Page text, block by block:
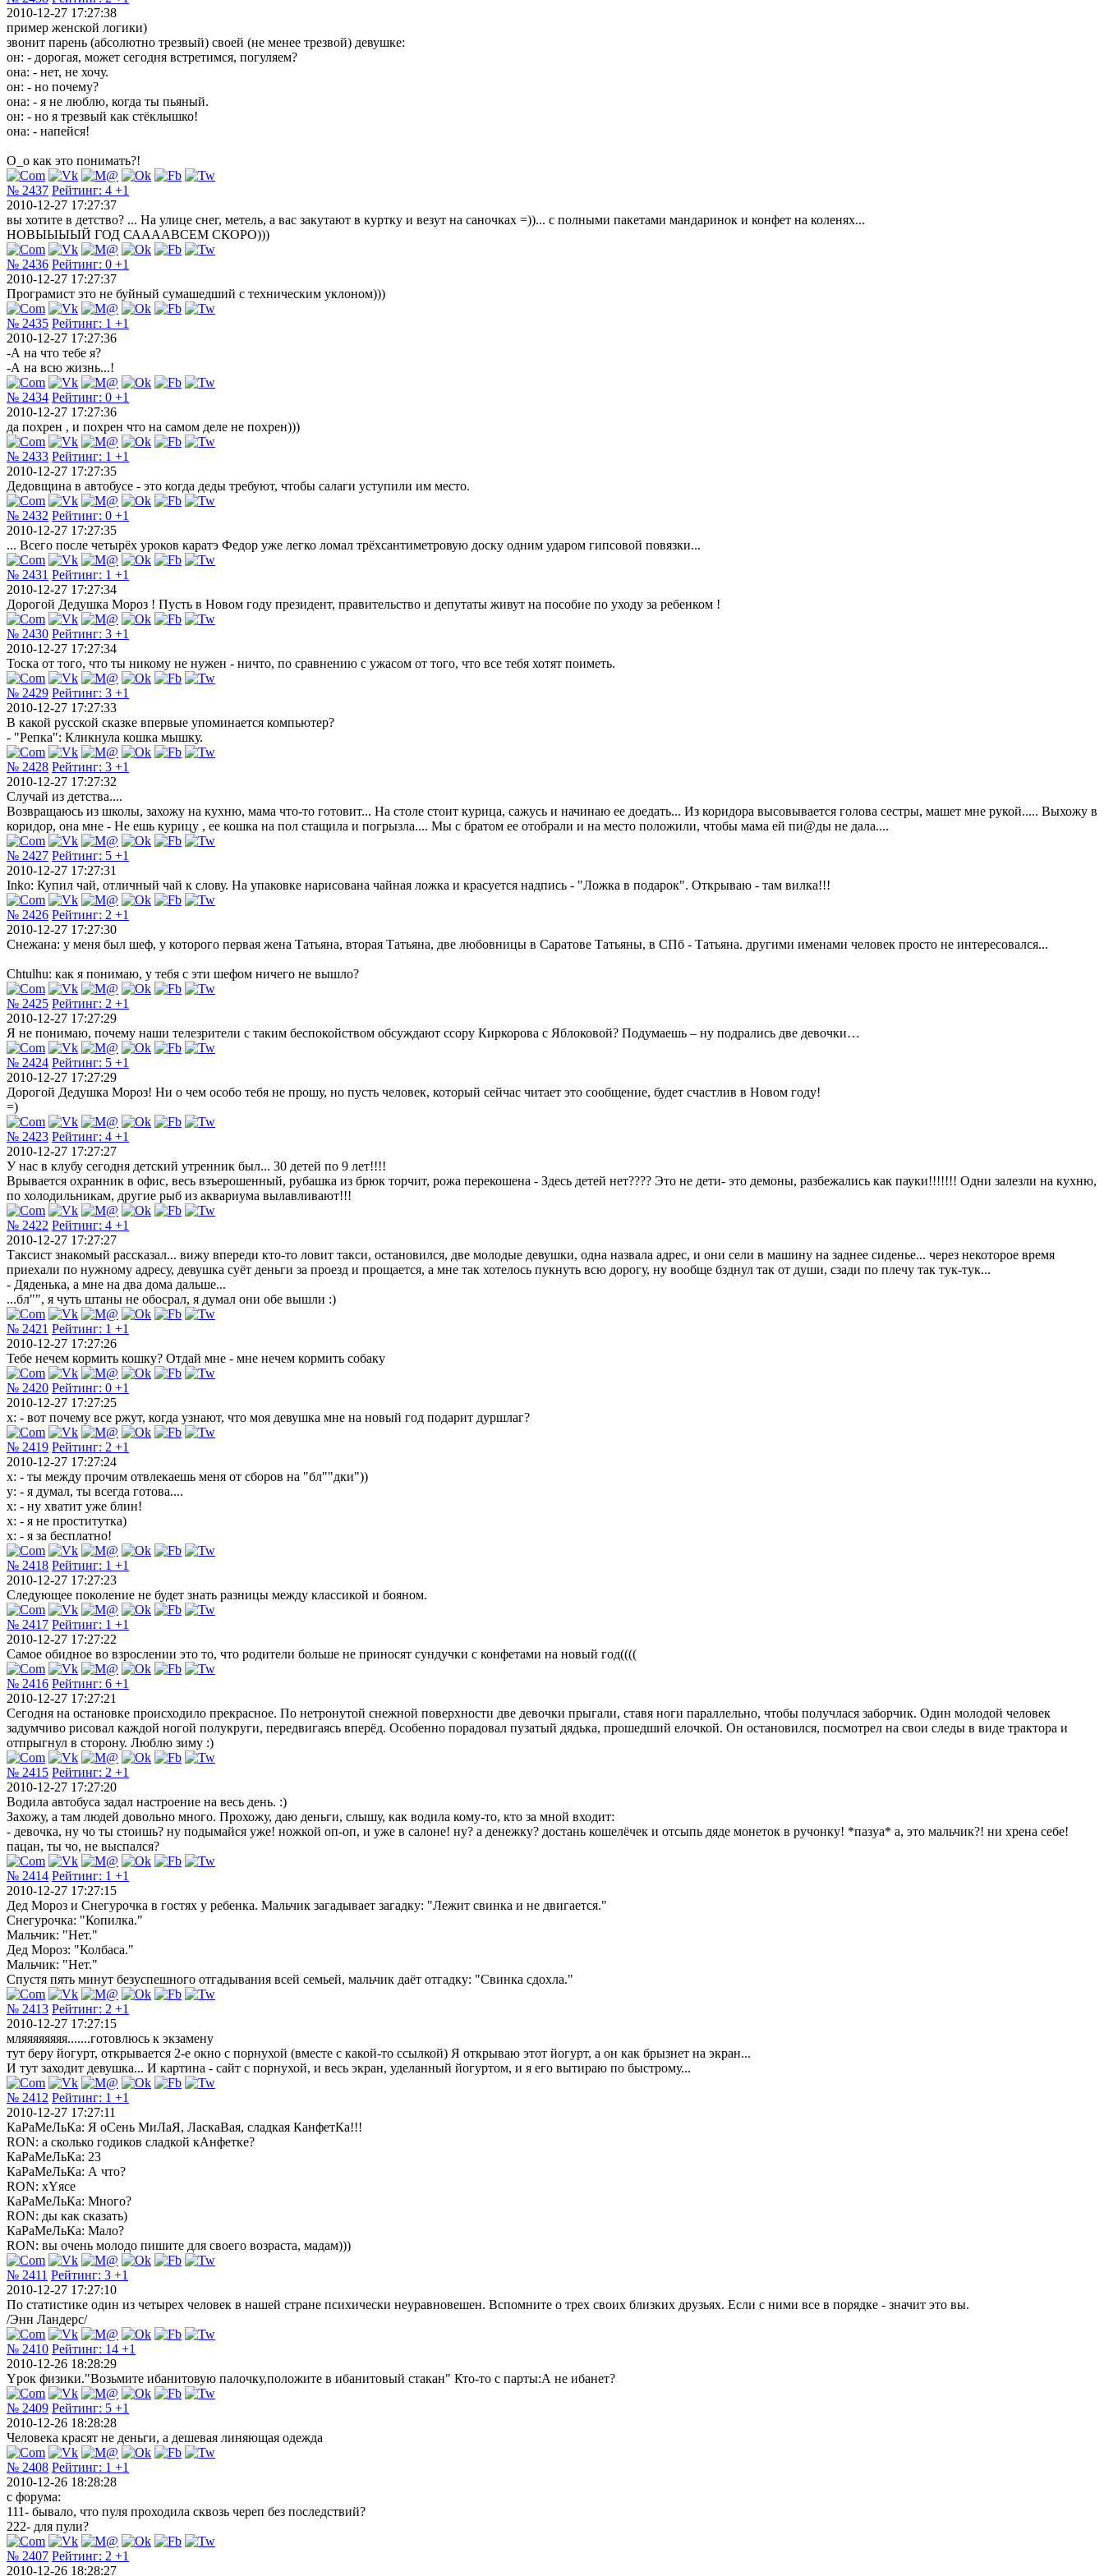
2010-12-27 17:27:38
пример женской логики)
звонит парень (абсолютно трезвый) своей (не менее трезвой) девушке:
он: - дорогая, может сегодня встретимся, погуляем?
она: - нет, не хочу.
он: - но почему?
она: - я не люблю, когда ты пьяный.
он: - но я трезвый как стёклышко!
она: - напейся!
О_о как это понимать?!
№ 2437 Рейтинг: 4 +1
2010-12-27 17:27:37
вы хотите в детство? ... На улице снег, метель, а вас закутают в куртку и везут на саночках =))... с полными пакетами мандаринок и конфет на коленях...
НОВЫЫЫЫЙ ГОД СААААВСЕМ СКОРО)))
№ 2436 Рейтинг: 0 +1
2010-12-27 17:27:37
Програмист это не буйный сумашедший с техническим уклоном)))
№ 2435 Рейтинг: 1 +1
2010-12-27 17:27:36
-А на что тебе я?
-А на всю жизнь...!
№ 2434 Рейтинг: 0 +1
2010-12-27 17:27:36
да похрен , и похрен что на самом деле не похрен)))
№ 2433 Рейтинг: 1 +1
2010-12-27 17:27:35
Дедовщина в автобусе - это когда деды требуют, чтобы салаги уступили им место.
№ 2432 Рейтинг: 0 +1
2010-12-27 17:27:35
... Всего после четырёх уроков каратэ Федор уже легко ломал трёхсантиметровую доску одним ударом гипсовой повязки...
№ 2431 Рейтинг: 1 +1
2010-12-27 17:27:34
Дорогой Дедушка Мороз ! Пусть в Новом году президент, правительство и депутаты живут на пособие по уходу за ребенком !
№ 2430 Рейтинг: 3 +1
2010-12-27 17:27:34
Тоска от того, что ты никому не нужен - ничто, по сравнению с ужасом от того, что все тебя хотят поиметь.
№ 2429 Рейтинг: 3 +1
2010-12-27 17:27:33
В какой русской сказке впервые упоминается компьютер?
- "Репка": Кликнула кошка мышку.
№ 2428 Рейтинг: 3 +1
2010-12-27 17:27:32
Случай из детства....
Возвращаюсь из школы, захожу на кухню, мама что-то готовит... На столе стоит курица, сажусь и начинаю ее доедать... Из коридора высовывается голова сестры, машет мне рукой..... Выхожу в
коридор, она мне - Не ешь курицу , ее кошка на пол стащила и погрызла.... Мы с братом ее отобрали и на место положили, чтобы мама ей пи@ды не дала....
№ 2427 Рейтинг: 5 +1
2010-12-27 17:27:31
Inko: Купил чай, отличный чай к слову. На упаковке нарисована чайная ложка и красуется надпись - "Ложка в подарок". Открываю - там вилка!!!
№ 2426 Рейтинг: 2 +1
2010-12-27 17:27:30
Снежана: у меня был шеф, у которого первая жена Татьяна, вторая Татьяна, две любовницы в Саратове Татьяны, в СПб - Татьяна. другими именами человек просто не интересовался...
Chtulhu: как я понимаю, у тебя с эти шефом ничего не вышло?
№ 2425 Рейтинг: 2 +1
2010-12-27 17:27:29
Я не понимаю, почему наши телезрители с таким беспокойством обсуждают ссору Киркорова с Яблоковой? Подумаешь – ну подрались две девочки…
№ 2424 Рейтинг: 5 +1
2010-12-27 17:27:29
Дорогой Дедушка Мороз! Ни о чем особо тебя не прошу, но пусть человек, который сейчас читает это сообщение, будет счастлив в Новом году!
=)
№ 2423 Рейтинг: 4 +1
2010-12-27 17:27:27
У нас в клубу сегодня детский утренник был... 30 детей по 9 лет!!!!
Врывается охранник в офис, весь взъерошенный, рубашка из брюк торчит, рожа перекошена - Здесь детей нет???? Это не дети- это демоны, разбежались как пауки!!!!!!! Одни залезли на кухню,
по холодильникам, другие рыб из аквариума вылавливают!!!
№ 2422 Рейтинг: 4 +1
2010-12-27 17:27:27
Таксист знакомый рассказал... вижу впереди кто-то ловит такси, остановился, две молодые девушки, одна назвала адрес, и они сели в машину на заднее сиденье... через некоторое время
приехали по нужному адресу, девушка суёт деньги за проезд и прощается, а мне так хотелось пукнуть всю дорогу, ну вообще бзднул так от души, сзади по плечу так тук-тук...
- Дяденька, а мне на два дома дальше...
...бл"", я чуть штаны не обосрал, я думал они обе вышли :)
№ 2421 Рейтинг: 1 +1
2010-12-27 17:27:26
Тебе нечем кормить кошку? Отдай мне - мне нечем кормить собаку
№ 2420 Рейтинг: 0 +1
2010-12-27 17:27:25
х: - вот почему все ржут, когда узнают, что моя девушка мне на новый год подарит дуршлаг?
№ 2419 Рейтинг: 2 +1
2010-12-27 17:27:24
x: - ты между прочим отвлекаешь меня от сборов на "бл""дки"))
y: - я думал, ты всегда готова....
x: - ну хватит уже блин!
x: - я не проститутка)
x: - я за бесплатно!
№ 2418 Рейтинг: 1 +1
2010-12-27 17:27:23
Следующее поколение не будет знать разницы между классикой и бояном.
№ 2417 Рейтинг: 1 +1
2010-12-27 17:27:22
Самое обидное во взрослении это то, что родители больше не приносят сундучки с конфетами на новый год((((
№ 2416 Рейтинг: 6 +1
2010-12-27 17:27:21
Сегодня на остановке происходило прекрасное. По нетронутой снежной поверхности две девочки прыгали, ставя ноги параллельно, чтобы получлася заборчик. Один молодой человек
задумчиво рисовал каждой ногой полукруги, передвигаясь вперёд. Особенно порадовал пузатый дядька, прошедший елочкой. Он остановился, посмотрел на свои следы в виде трактора и
отпрыгнул в сторону. Люблю зиму :)
№ 2415 Рейтинг: 2 +1
2010-12-27 17:27:20
Водила автобуса задал настроение на весь день. :)
Захожу, а там людей довольно много. Прохожу, даю деньги, слышу, как водила кому-то, кто за мной входит:
- девочка, ну чо ты стоишь? ну подымайся уже! ножкой оп-оп, и уже в салоне! ну? а денежку? достань кошелёчек и отсыпь дяде монеток в ручонку! *пазуа* а, это мальчик?! ни хрена себе!
пацан, ты чо, не выспался?
№ 2414 Рейтинг: 1 +1
2010-12-27 17:27:15
Дед Мороз и Снегурочка в гостях у ребенка. Мальчик загадывает загадку: "Лежит свинка и не двигается."
Снегурочка: "Копилка."
Мальчик: "Нет."
Дед Мороз: "Колбаса."
Мальчик: "Нет."
Спустя пять минут безуспешного отгадывания всей семьей, мальчик даёт отгадку: "Свинка сдохла."
№ 2413 Рейтинг: 2 +1
2010-12-27 17:27:15
мляяяяяяяя.......готовлюсь к экзамену
тут беру йогурт, открывается 2-е окно с порнухой (вместе с какой-то ссылкой) Я открываю этот йогурт, а он как брызнет на экран...
И тут заходит девушка... И картина - сайт с порнухой, и весь экран, уделанный йогуртом, и я его вытираю по быстрому...
№ 2412 Рейтинг: 1 +1
2010-12-27 17:27:11
КаРаМеЛьКа: Я оСень МиЛаЯ, ЛаскаВая, сладкая КанфетКа!!!
RON: а сколько годиков сладкой кАнфетке?
КаРаМеЛьКа: 23
КаРаМеЛьКа: А что?
RON: хYясе
КаРаМеЛьКа: Много?
RON: ды как сказать)
КаРаМеЛьКа: Мало?
RON: вы очень молодо пишите для своего возраста, мадам)))
№ 2411 Рейтинг: 3 +1
2010-12-27 17:27:10
По статистике один из четырех человек в нашей стране психически неуравновешен. Вспомните о трех своих близких друзьях. Если с ними все в порядке - значит это вы.
/Энн Ландерс/
№ 2410 Рейтинг: 14 +1
2010-12-26 18:28:29
Yрок физики."Возьмите ибанитовую палочку,положите в ибанитовый стакан" Кто-то с парты:А не ибанет?
№ 2409 Рейтинг: 5 +1
2010-12-26 18:28:28
Человека красят не деньги, а дешевая линяющая одежда
№ 2408 Рейтинг: 1 +1
2010-12-26 18:28:28
с форума:
111- бывало, что пуля проходила сквозь череп без последствий?
222- для пули?
№ 2407 Рейтинг: 2 +1
2010-12-26 18:28:27